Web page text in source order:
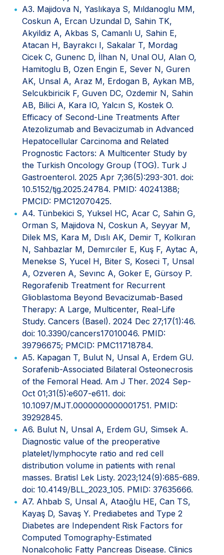
A3. Majidova N, Yaslıkaya S, Mıldanoglu MM,
Coskun A, Ercan Uzundal D, Sahin TK,
Akyildiz A, Akbas S, Camanlı U, Sahin E,
Atacan H, Bayrakcı I, Sakalar T, Mordag
Cicek C, Gunenc D, İlhan N, Unal OU, Alan O,
Hamitoglu B, Ozen Engin E, Sever N, Guren
AK, Unsal A, Araz M, Erdogan B, Aykan MB,
Selcukbiricik F, Guven DC, Ozdemir N, Sahin
AB, Bilici A, Kara IO, Yalcın S, Kostek O.
Efficacy of Second-Line Treatments After
Atezolizumab and Bevacizumab in Advanced
Hepatocellular Carcinoma and Related
Prognostic Factors: A Multicenter Study by
the Turkish Oncology Group (TOG). Turk J
Gastroenterol. 2025 Apr 7;36(5):293-301. doi:
10.5152/tjg.2025.24784. PMID: 40241388;
PMCID: PMC12070425.
A4. Tünbekici S, Yuksel HC, Acar C, Sahin G,
Orman S, Majidova N, Coskun A, Seyyar M,
Dilek MS, Kara M, Dıslı AK, Demir T, Kolkıran
N, Sahbazlar M, Demırcıler E, Kuş F, Aytac A,
Menekse S, Yucel H, Biter S, Koseci T, Unsal
A, Ozveren A, Sevınc A, Goker E, Gürsoy P.
Regorafenib Treatment for Recurrent
Glioblastoma Beyond Bevacizumab-Based
Therapy: A Large, Multicenter, Real-Life
Study. Cancers (Basel). 2024 Dec 27;17(1):46.
doi: 10.3390/cancers17010046. PMID:
39796675; PMCID: PMC11718784.
A5. Kapagan T, Bulut N, Unsal A, Erdem GU.
Sorafenib-Associated Bilateral Osteonecrosis
of the Femoral Head. Am J Ther. 2024 Sep-
Oct 01;31(5):e607-e611. doi:
10.1097/MJT.0000000000001751. PMID:
39292845.
A6. Bulut N, Unsal A, Erdem GU, Simsek A.
Diagnostic value of the preoperative
platelet/lymphocyte ratio and red cell
distribution volume in patients with renal
masses. Bratisl Lek Listy. 2023;124(9):685-689.
doi: 10.4149/BLL_2023_105. PMID: 37635666.
A7. Ahbab S, Unsal A, Ataoğlu HE, Can TS,
Kayaş D, Savaş Y. Prediabetes and Type 2
Diabetes are Independent Risk Factors for
Computed Tomography-Estimated
Nonalcoholic Fatty Pancreas Disease. Clinics